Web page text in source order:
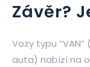
Závěr?
Vozy typu
auta) nabízí na